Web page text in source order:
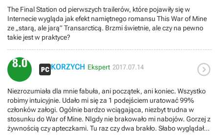
The Final Station od pierwszych trailerów, które pojawiły się w
Internecie wygląda jak efekt namiętnego romansu This War of Mine
ze „starą, ale jarą” Transarcticą. Brzmi świetnie, ale czy na pewno
takie jest w praktyce?
8.0 KORZYCH Ekspert 2017.07.14 
Niezrozumiała dla mnie fabuła, ani początek, ani koniec. Wszystko
robimy intuicyjnie. Udało mi się za 1 podejściem uratować 99%
członków załogi. Ogólnie bardzo wciągająca, niezbyt trudna w
stosunku do War of Mine. NIgdy nie brakowało mi nabojów. Gorzej z
żywnością czy apteczkami. Tu raz czy dwa brakło. Słabo wyglądały